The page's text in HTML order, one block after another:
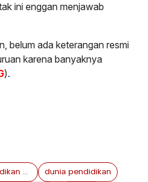
ini enggan menjawab
belum ada keterangan resmi
karena banyaknya
).
dinas pendidikan pasuruan dunia pendidikan